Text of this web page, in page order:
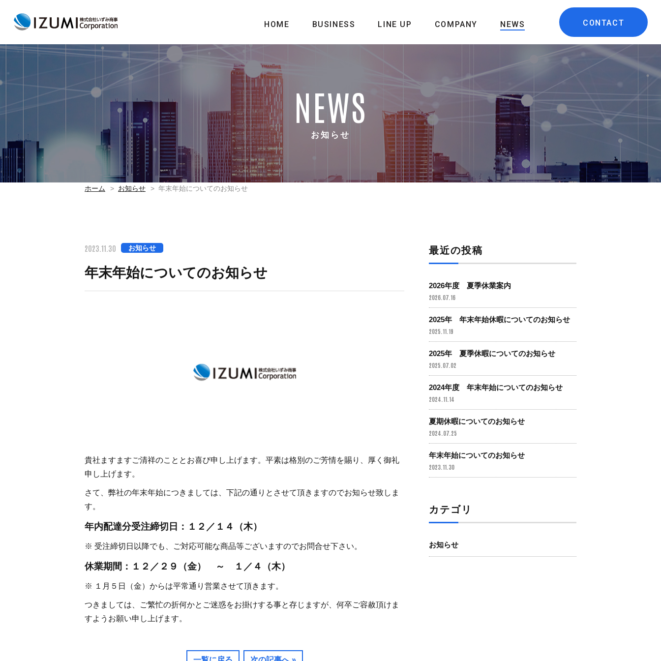
HOME BUSINESS LINE UP COMPANY NEWS CONTACT
NEWS
お知らせ
ホーム お知らせ 年末年始についてのお知らせ
2023.11.30 お知らせ
年末年始についてのお知らせ
貴社ますますご清祥のこととお喜び申し上げます。平素は格別のご芳情を賜り、厚く御礼
申し上げます。
さて、弊社の年末年始につきましては、下記の通りとさせて頂きますのでお知らせ致しま
す。
年内配達分受注締切日：１２／１４（木）
※ 受注締切日以降でも、ご対応可能な商品等ございますのでお問合せ下さい。
休業期間：１２／２９（金） ～ １／４（木）
※ １月５日（金）からは平常通り営業させて頂きます。
つきましては、ご繁忙の折何かとご迷惑をお掛けする事と存じますが、何卒ご容赦頂けま
すようお願い申し上げます。
最近の投稿
2026年度 夏季休業案内
2026.07.16
2025年 年末年始休暇についてのお知らせ
2025.11.19
2025年 夏季休暇についてのお知らせ
2025.07.02
2024年度 年末年始についてのお知らせ
2024.11.14
夏期休暇についてのお知らせ
2024.07.25
年末年始についてのお知らせ
2023.11.30
カテゴリ
お知らせ